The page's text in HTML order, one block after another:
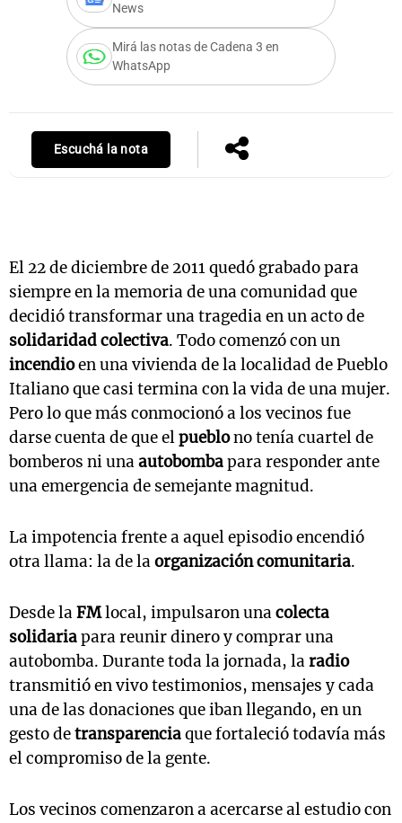
News
Mirá las notas de Cadena 3 en
WhatsApp
Escuchá la nota
El 22 de diciembre de 2011 quedó grabado para
siempre en la memoria de una comunidad que
decidió transformar una tragedia en un acto de
solidaridad colectiva. Todo comenzó con un
incendioen una vivienda de la localidad de Pueblo
Italiano que casi termina con la vida de una mujer.
Pero lo que más conmocionó a los vecinos fue
darse cuenta de que elpueblono tenía cuartel de
bomberos ni unaautobombapara responder ante
una emergencia de semejante magnitud.
La impotencia frente a aquel episodio encendió
otra llama: la de laorganización comunitaria.
Desde laFMlocal, impulsaron unacolecta
solidariapara reunir dinero y comprar una
autobomba. Durante toda la jornada, laradio
transmitió en vivo testimonios, mensajes y cada
una de las donaciones que iban llegando, en un
gesto detransparenciaque fortaleció todavía más
el compromiso de la gente.
Los vecinos comenzaron a acercarse al estudio con